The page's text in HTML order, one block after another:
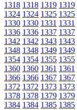
1318 1318 1319 1319
1324 1324 1325 1325
1330 1330 1331 1331
1336 1336 1337 1337
1342 1342 1343 1343
1348 1348 1349 1349
1354 1354 1355 1355
1360 1360 1361 1361
1366 1366 1367 1367
1372 1372 1373 1373
1378 1378 1379 1379
1384 1384 1385 1385